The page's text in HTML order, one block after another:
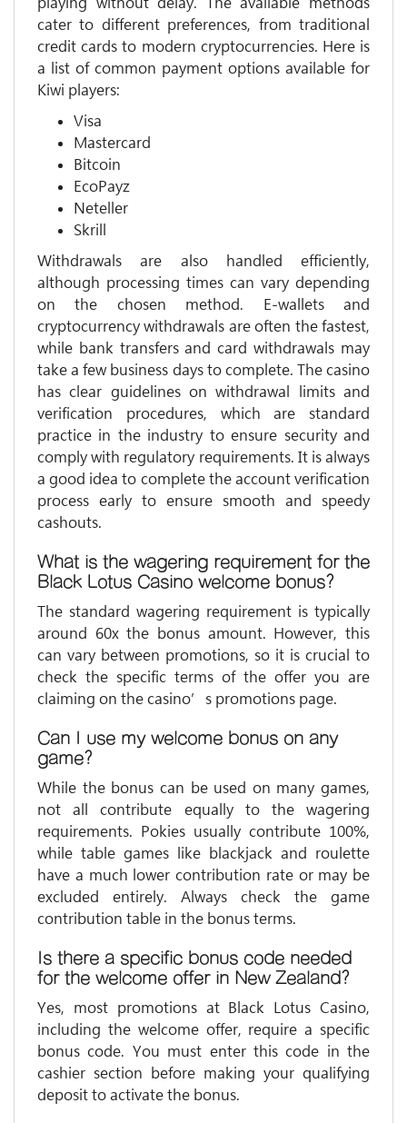
cater to different preferences, from traditional
credit cards to modern cryptocurrencies. Here is
a list of common payment options available for
Kiwi players:
Visa
Mastercard
Bitcoin
EcoPayz
Neteller
Skrill
Withdrawals are also handled efficiently,
although processing times can vary depending
on the chosen method. E-wallets and
cryptocurrency withdrawals are often the fastest,
while bank transfers and card withdrawals may
take a few business days to complete. The casino
has clear guidelines on withdrawal limits and
verification procedures, which are standard
practice in the industry to ensure security and
comply with regulatory requirements. It is always
a good idea to complete the account verification
process early to ensure smooth and speedy
cashouts.
What is the wagering requirement for the
Black Lotus Casino welcome bonus?
The standard wagering requirement is typically
around 60x the bonus amount. However, this
can vary between promotions, so it is crucial to
check the specific terms of the offer you are
claiming on the casino’s promotions page.
Can I use my welcome bonus on any
game?
While the bonus can be used on many games,
not all contribute equally to the wagering
requirements. Pokies usually contribute 100%,
while table games like blackjack and roulette
have a much lower contribution rate or may be
excluded entirely. Always check the game
contribution table in the bonus terms.
Is there a specific bonus code needed
for the welcome offer in New Zealand?
Yes, most promotions at Black Lotus Casino,
including the welcome offer, require a specific
bonus code. You must enter this code in the
cashier section before making your qualifying
deposit to activate the bonus.